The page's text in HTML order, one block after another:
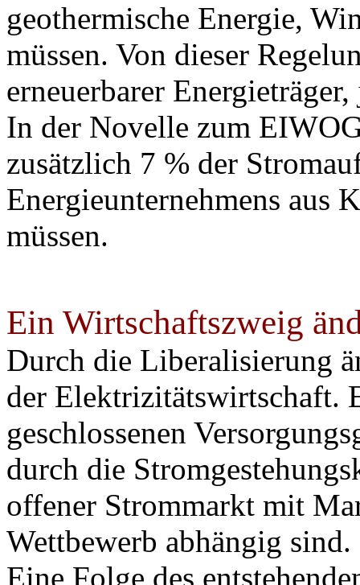
geothermische Energie,
müssen. Von dieser
erneuerbarer
In der Novelle zum
zusätzlich 7 % der
Energieunternehmens aus
müssen.
Ein Wirtschaftszweig
Durch die Liberalisierung
der Elektrizitätswirtschaft.
geschlossenen
durch die
offener Strommarkt mit
Wettbewerb abhängig sind.
Eine Folge des